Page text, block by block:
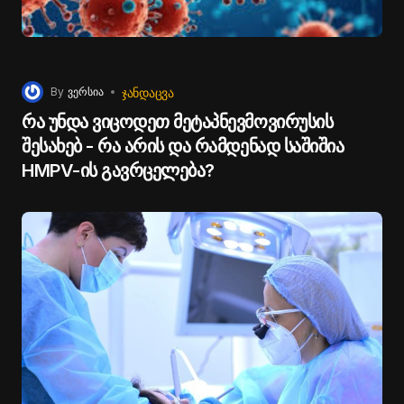
By ვერსია ᲯᲐᲜᲓᲐᲪᲕᲐ
რა უნდა ვიცოდეთ მეტაპნევმოვირუსის
შესახებ - რა არის და რამდენად საშიშია
HMPV-ის გავრცელება?